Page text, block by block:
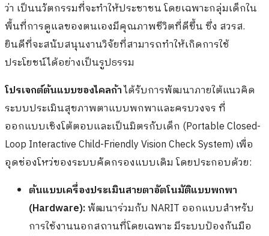
ว่า เป็นนวัตกรรมที่จะทำให้ประชาชน โดยเฉพาะกลุ่มเด็กใน
พื้นที่การดูแลของตนเองมีคุณภาพชีวิตที่ดีขึ้น ซึ่ง สวรส.
ยินดีที่จะสนับสนุนงานวิจัยที่สามารถทำให้เกิดการใช้
ประโยชน์ได้อย่างเป็นรูปธรรม
โปรเจกต์ต้นแบบของไคลก้าได้รับการพัฒนาภายใต้แนวคิด
ระบบประเมินสุขภาพตาแบบพกพาและครบวงจร ที่
ออกแบบเชิงโต้ตอบและเป็นมิตรกับเด็ก (Portable Closed-
Loop Interactive Child-Friendly Vision Check System) เพื่อ
อุดช่องโหว่ของระบบคัดกรองแบบเดิม โดยประกอบด้วย:
ต้นแบบเครื่องประเมินสายตาอัตโนมัติแบบพกพา
(Hardware):พัฒนาร่วมกับ NARIT ออกแบบสำหรับ
การใช้งานนอกสถานที่โดยเฉพาะ มีระบบป้องกันมือ